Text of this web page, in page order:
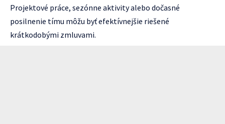
Projektové práce, sezónne aktivity alebo dočasné
posilnenie tímu môžu byť efektívnejšie riešené
krátkodobými zmluvami.